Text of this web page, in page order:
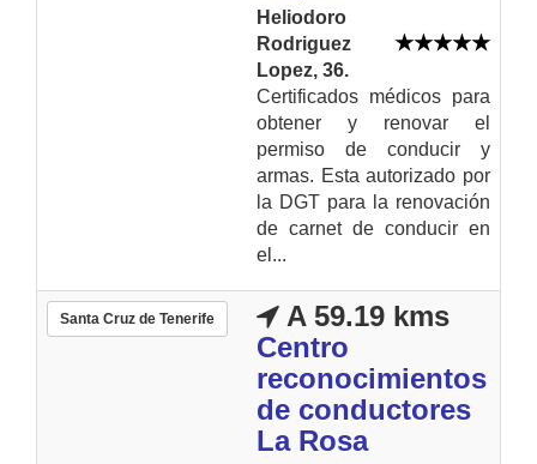
Heliodoro
Rodriguez
Lopez, 36.
Certificados médicos para
obtener y renovar el
permiso de conducir y
armas. Esta autorizado por
la DGT para la renovación
de carnet de conducir en
el...
Santa Cruz de Tenerife
A 59.19 kms
Centro
reconocimientos
de conductores
La Rosa